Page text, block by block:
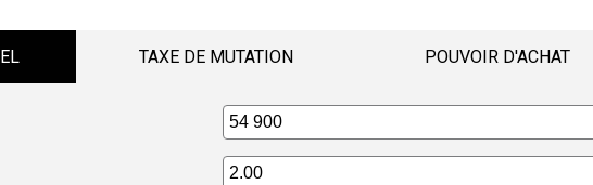
TAXE DE MUTATION POUVOIR D'ACHAT